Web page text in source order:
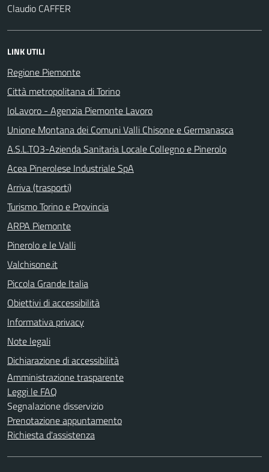
Claudio CAFFER
LINK UTILI
Regione Piemonte
Città metropolitana di Torino
IoLavoro - Agenzia Piemonte Lavoro
Unione Montana dei Comuni Valli Chisone e Germanasca
A.S.L.TO3-Azienda Sanitaria Locale Collegno e Pinerolo
Acea Pinerolese Industriale SpA
Arriva (trasporti)
Turismo Torino e Provincia
ARPA Piemonte
Pinerolo e le Valli
Valchisone.it
Piccola Grande Italia
Obiettivi di accessibilità
Informativa privacy
Note legali
Dichiarazione di accessibilità
Amministrazione trasparente
Leggi le FAQ
Segnalazione disservizio
Prenotazione appuntamento
Richiesta d'assistenza